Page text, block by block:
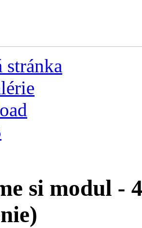
stránka
si modul -